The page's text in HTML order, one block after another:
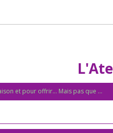
et pour offrir... Mais pas que ...